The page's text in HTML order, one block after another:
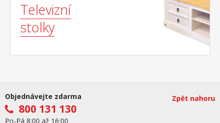
Televizní
stolky
Objednávejte zdarma
800 131 130
Po-Pá 8:00 až 16:00
Zpět nahoru